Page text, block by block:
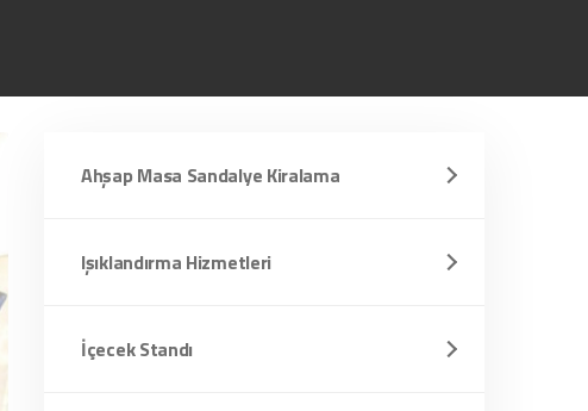
Ahşap Masa Sandalye Kiralama
Işıklandırma Hizmetleri
İçecek Standı